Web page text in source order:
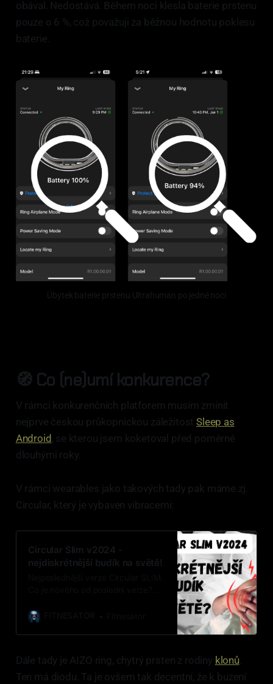
obával. Nedostává. Během noci klesla baterie prstenu
pouze o 6 %, což považuji za běžnou hodnotu poklesu
baterie.
Úbytek baterie prstenu Ultrahuman po jedné noci
🧭 Co (ne)umí konkurence?
V rámci konkurenčních platforem musím zmínit
nejprve českou průkopnickou záležitostSleep as
Android, se kterou jsem koketoval před poměrně
dlouhými roky.
V rámci wearables jako takových tady pak máme zj.
Circular, který je vybaven vibracemi:
Circular Slim v2024 -
nejdiskrétnější budík na světě!
Dále tady je AIZO ring, chytrý prsten z rodiny klonů.
Ten má diodu. Ta je ovšem tak decentní, že k buzení